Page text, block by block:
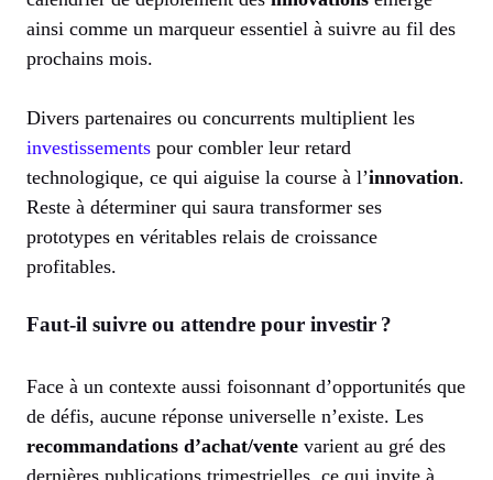
ainsi comme un marqueur essentiel à suivre au fil des
prochains mois.
Divers partenaires ou concurrents multiplient les
investissements pour combler leur retard
technologique, ce qui aiguise la course à l’innovation.
Reste à déterminer qui saura transformer ses
prototypes en véritables relais de croissance
profitables.
Faut-il suivre ou attendre pour investir ?
Face à un contexte aussi foisonnant d’opportunités que
de défis, aucune réponse universelle n’existe. Les
recommandations d’achat/vente varient au gré des
dernières publications trimestrielles, ce qui invite à